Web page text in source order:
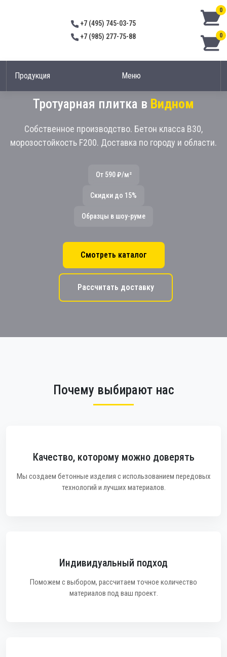
+7 (495) 745-03-75
+7 (985) 277-75-88
0
0
Продукция Меню
Тротуарная плитка в Видном
Собственное производство. Бетон класса В30,
морозостойкость F200. Доставка по городу и области.
От 590 ₽/м²
Скидки до 15%
Образцы в шоу-руме
Смотреть каталог
Рассчитать доставку
Почему выбирают нас
Качество, которому можно доверять
Мы создаем бетонные изделия с использованием передовых
технологий и лучших материалов.
Индивидуальный подход
Поможем с выбором, рассчитаем точное количество
материалов под ваш проект.